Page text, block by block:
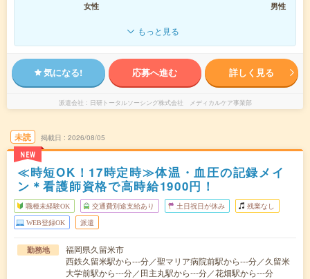
女性
男性
もっと見る
気になる! 応募へ進む 詳しく見る
派遣会社 日研トータルソーシング株式会社 メディカルケア事業部
未読
NEW
掲載日 2026/08/05
≪時短OK！17時定時≫体温・血圧の記録メイ
ン＊看護師資格で高時給1900円！
職種未経験OK 交通費別途支給あり 土日祝日が休み 残業なし
WEB登録OK 派遣
勤務地
福岡県久留米市
西鉄久留米駅から---分／聖マリア病院前駅から---分／久留米
大学前駅から---分／田主丸駅から---分／花畑駅から---分